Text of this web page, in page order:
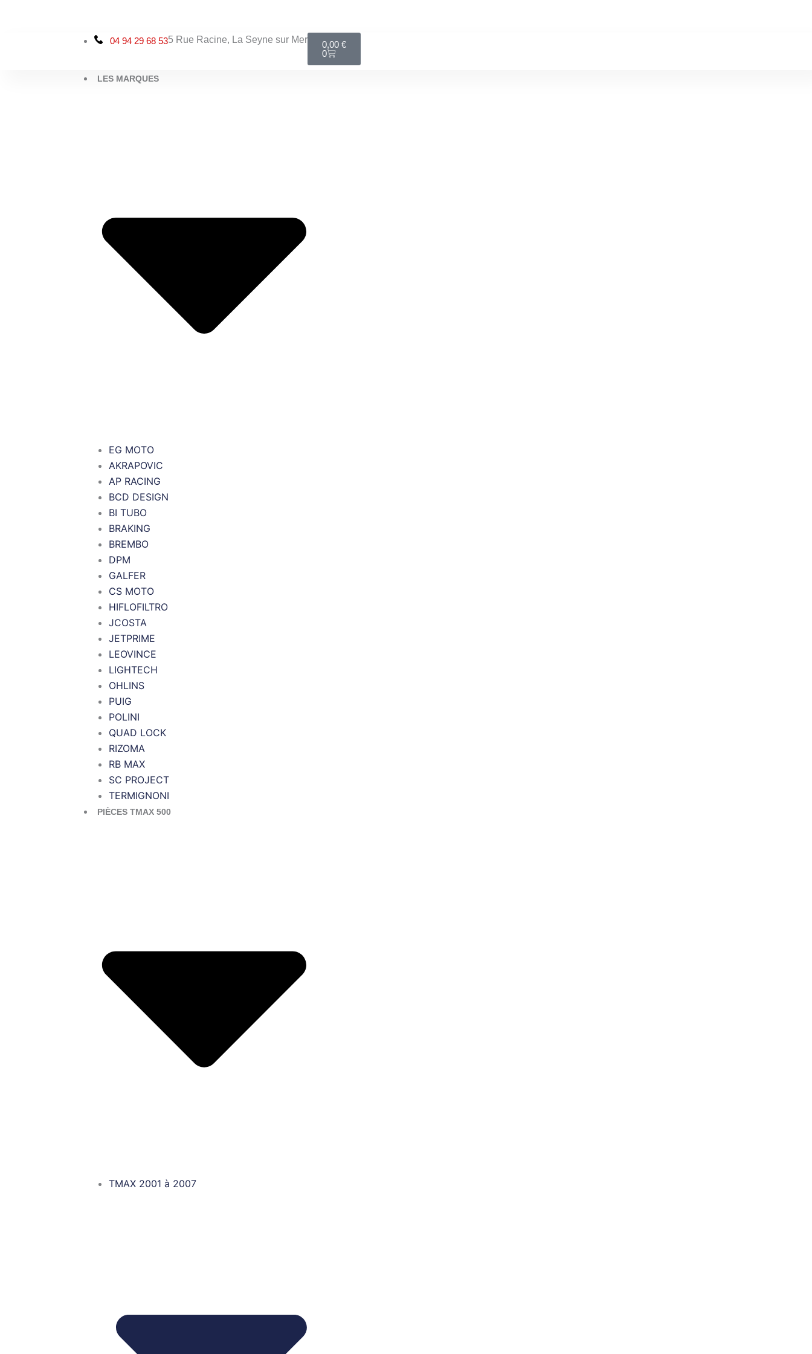
04 94 29 68 535 Rue Racine, La Seyne sur Mer 0,00€
0
LES MARQUES
EG MOTO
AKRAPOVIC
AP RACING
BCD DESIGN
BI TUBO
BRAKING
BREMBO
DPM
GALFER
CS MOTO
HIFLOFILTRO
JCOSTA
JETPRIME
LEOVINCE
LIGHTECH
OHLINS
PUIG
POLINI
QUAD LOCK
RIZOMA
RB MAX
SC PROJECT
TERMIGNONI
PIÈCES TMAX 500
TMAX 2001 à 2007